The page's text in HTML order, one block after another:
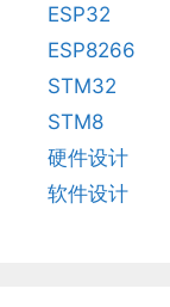
ESP32
ESP8266
STM32
STM8
硬件设计
软件设计